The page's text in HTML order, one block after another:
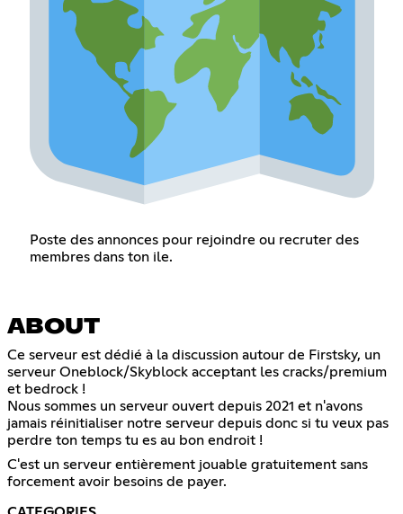
Poste des annonces pour rejoindre ou recruter des
membres dans ton ile.
ABOUT
Ce serveur est dédié à la discussion autour de Firstsky, un
serveur Oneblock/Skyblock acceptant les cracks/premium
et bedrock !
Nous sommes un serveur ouvert depuis 2021 et n'avons
jamais réinitialiser notre serveur depuis donc si tu veux pas
perdre ton temps tu es au bon endroit !
C'est un serveur entièrement jouable gratuitement sans
forcement avoir besoins de payer.